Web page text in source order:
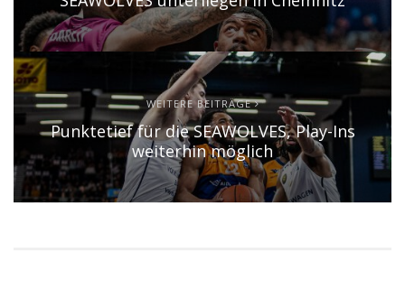
WEITERE BEITRÄGE
Punktetief für die SEAWOLVES, Play-Ins
weiterhin möglich